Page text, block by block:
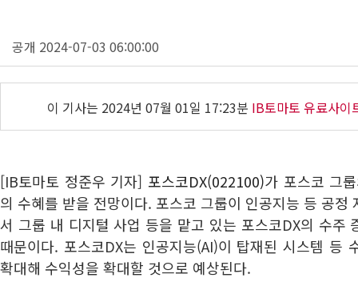
공개 2024-07-03 06:00:00
이 기사는 2024년 07월 01일 17:23분 IB토마토 유료사이
[IB토마토 정준우 기자] 포스코DX(022100)가 포스코 그
의 수혜를 받을 전망이다. 포스코 그룹이 인공지능 등 공정
서 그룹 내 디지털 사업 등을 맡고 있는 포스코DX의 수주
때문이다. 포스코DX는 인공지능(AI)이 탑재된 시스템 등
확대해 수익성을 확대할 것으로 예상된다.